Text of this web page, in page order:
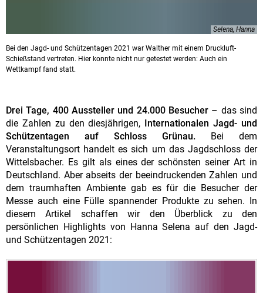
Selena, Hanna
Bei den Jagd- und Schützentagen 2021 war Walther mit einem Druckluft-
Schießstand vertreten. Hier konnte nicht nur getestet werden: Auch ein
Wettkampf fand statt.
Drei Tage, 400 Aussteller und 24.000 Besucher – das sind
die Zahlen zu den diesjährigen,
Internationalen Jagd- und
Schützentagen auf Schloss Grünau.
Bei dem
Veranstaltungsort handelt es sich um das Jagdschloss der
Wittelsbacher. Es gilt als eines der schönsten seiner Art in
Deutschland. Aber abseits der beeindruckenden Zahlen und
dem traumhaften Ambiente gab es für die Besucher der
Messe auch eine Fülle spannender Produkte zu sehen. In
diesem Artikel schaffen wir den Überblick zu den
persönlichen Highlights von Hanna Selena auf den Jagd-
und Schützentagen 2021: